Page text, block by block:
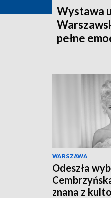
Wystawa
pełne
WARSZAWA
Odeszła
znana z